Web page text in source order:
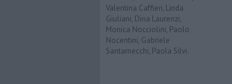
Valentina Caffieri, Linda
Giuliani, Dina Laurenzi,
Monica Nocciolini, Paolo
Nocentini, Gabriele
Santarnecchi, Paola Silvi.